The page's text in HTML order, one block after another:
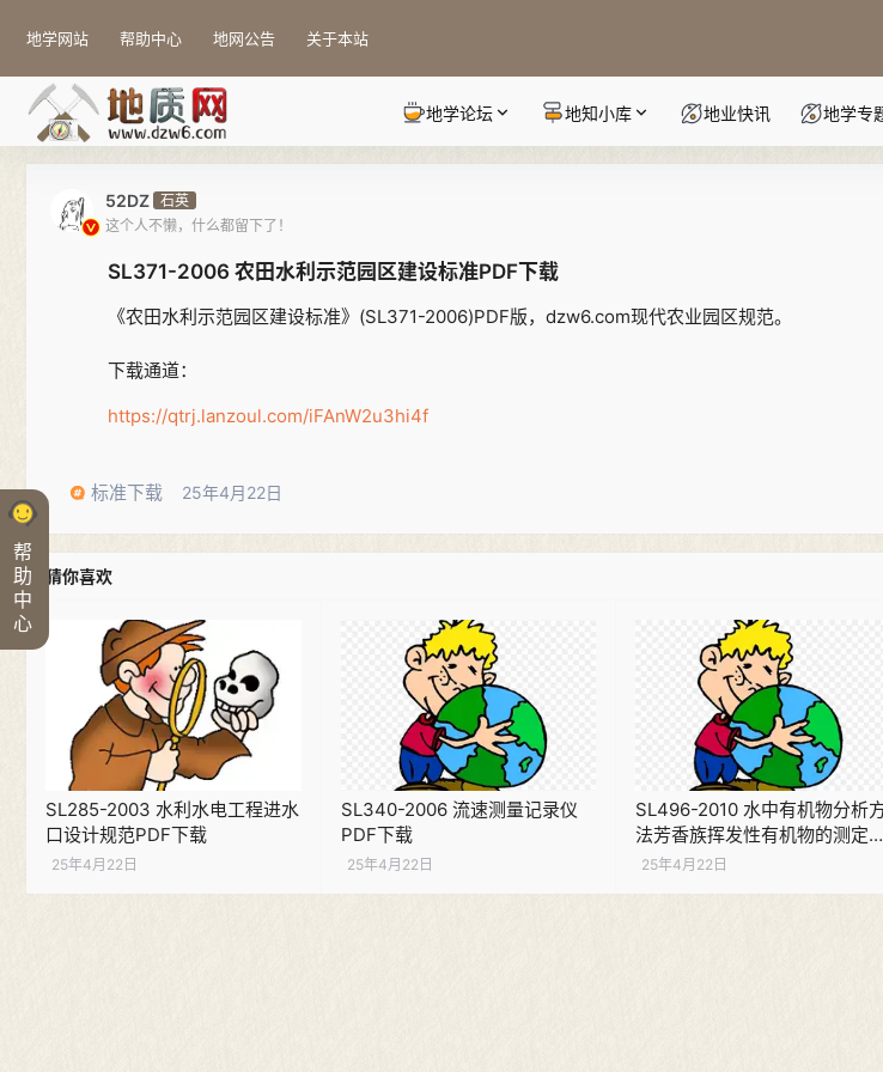
帮
助
中
心
地学网站 帮助中心 地网公告 关于本站
地学论坛 地知小库 地业快讯 地学专
52DZ 石英
这个人不懒，什么都留下了！
SL371-2006 农田水利示范园区建设标准PDF下载
《农田水利示范园区建设标准》(SL371-2006)PDF版，dzw6.com现代农业园区规范。
下载通道：
https://qtrj.lanzoul.com/iFAnW2u3hi4f
标准下载 25年4月22日
猜你喜欢
SL285-2003 水利水电工程进水
口设计规范PDF下载
25年4月22日
SL340-2006 流速测量记录仪
PDF下载
25年4月22日
SL496-2010 水中有机物分析
法芳香族挥发性有机物的测定
PDF下载
25年4月22日